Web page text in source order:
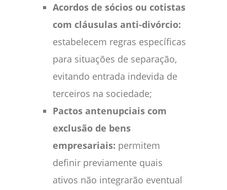
Acordos de sócios ou cotistas
com cláusulas anti-divórcio:
estabelecem regras específicas
para situações de separação,
evitando entrada indevida de
terceiros na sociedade;
Pactos antenupciais com
exclusão de bens
empresariais: permitem
definir previamente quais
ativos não integrarão eventual